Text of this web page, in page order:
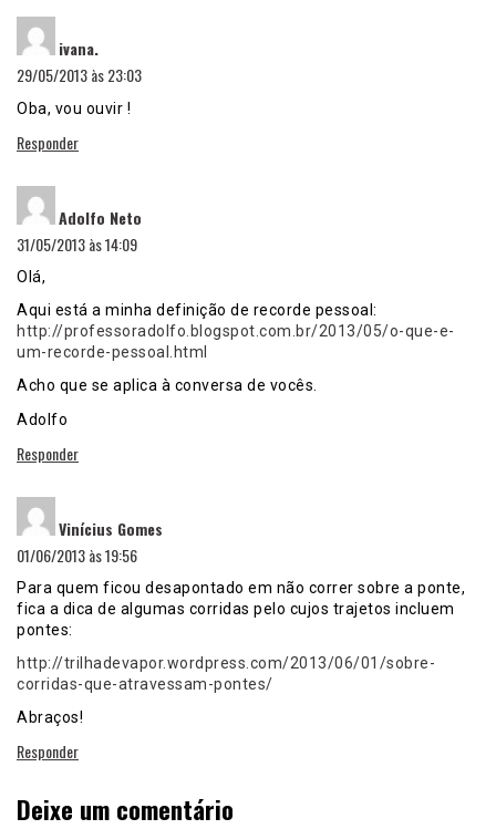
ivana.
29/05/2013 às 23:03
Oba, vou ouvir !
Responder
Adolfo Neto
31/05/2013 às 14:09
Olá,
Aqui está a minha definição de recorde pessoal:
http://professoradolfo.blogspot.com.br/2013/05/o-que-e-
um-recorde-pessoal.html
Acho que se aplica à conversa de vocês.
Adolfo
Responder
Vinícius Gomes
01/06/2013 às 19:56
Para quem ficou desapontado em não correr sobre a ponte,
fica a dica de algumas corridas pelo cujos trajetos incluem
pontes:
http://trilhadevapor.wordpress.com/2013/06/01/sobre-
corridas-que-atravessam-pontes/
Abraços!
Responder
Deixe um comentário